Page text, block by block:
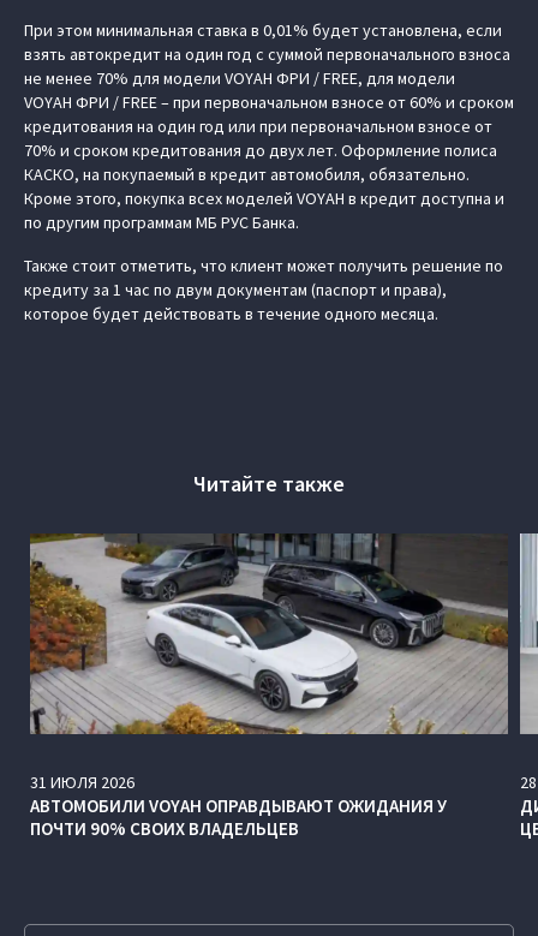
При этом минимальная ставка в 0,01% будет установлена, если
взять автокредит на один год с суммой первоначального взноса
не менее 70% для модели VOYAH ФРИ / FREE, для модели
VOYAH ФРИ / FREE – при первоначальном взносе от 60% и сроком
кредитования на один год или при первоначальном взносе от
70% и сроком кредитования до двух лет. Оформление полиса
КАСКО, на покупаемый в кредит автомобиля, обязательно.
Кроме этого, покупка всех моделей VOYAH в кредит доступна и
по другим программам МБ РУС Банка.
Также стоит отметить, что клиент может получить решение по
кредиту за 1 час по двум документам (паспорт и права),
которое будет действовать в течение одного месяца.
Читайте также
31 ИЮЛЯ 2026
АВТОМОБИЛИ VOYAH ОПРАВДЫВАЮТ ОЖИДАНИЯ У
ПОЧТИ 90% СВОИХ ВЛАДЕЛЬЦЕВ
28